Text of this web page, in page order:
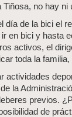
no hay ni
día de la bici el
en bici y hasta
activos, el
toda la
actividades
la
previos.
de